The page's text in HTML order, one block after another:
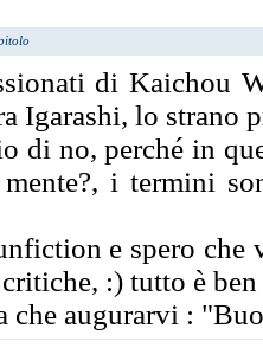
di Kaichou
Igarashi, lo strano
di no, perché in
i termini
e spero che
:) tutto è
che augurarvi :